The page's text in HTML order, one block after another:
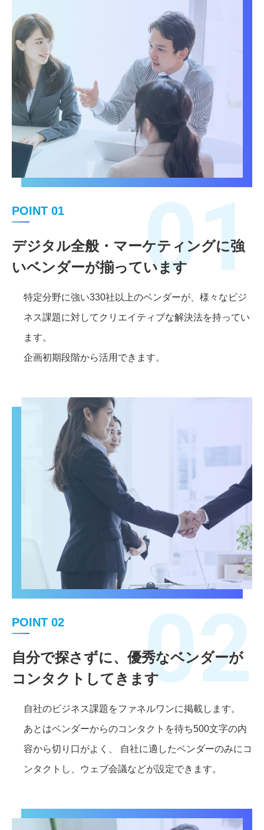
POINT 01
デジタル全般・マーケティングに強
いベンダーが揃っています01
特定分野に強い330社以上のベンダーが、様々なビジ
ネス課題に対してクリエイティブな解決法を持ってい
ます。
企画初期段階から活用できます。
POINT 02
自分で探さずに、優秀なベンダーが
コンタクトしてきます02
自社のビジネス課題をファネルワンに掲載します。
あとはベンダーからのコンタクトを待ち500文字の内
容から切り口がよく、 自社に適したベンダーのみにコ
ンタクトし、ウェブ会議などが設定できます。